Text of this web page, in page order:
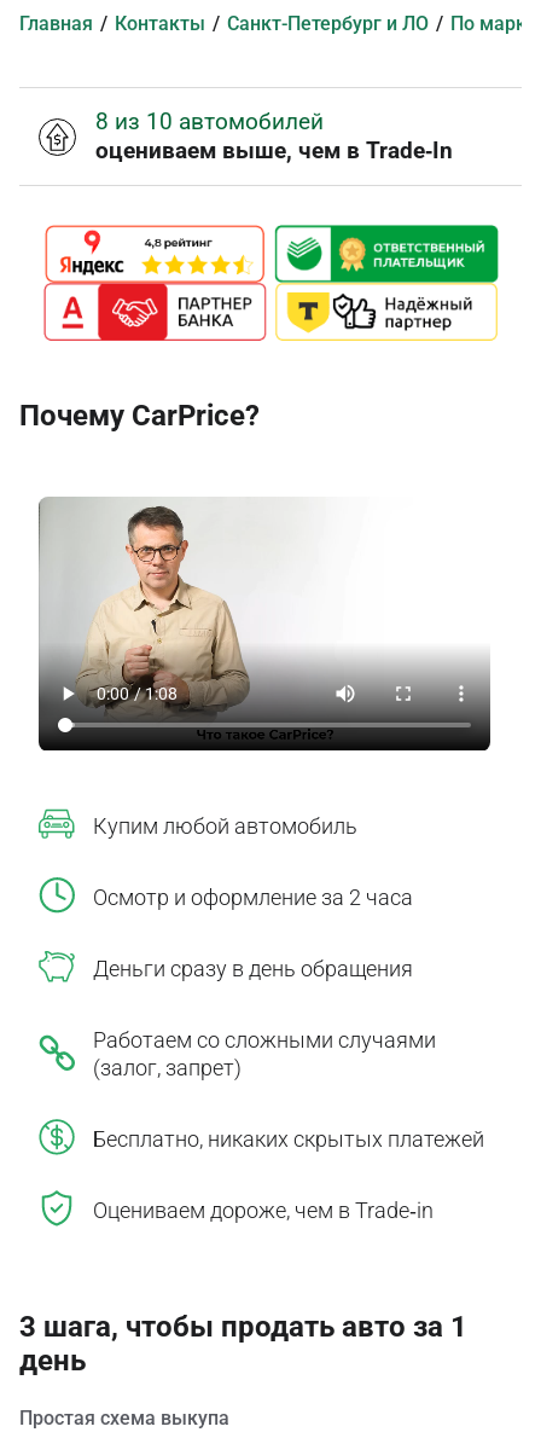
Главная Контакты Санкт-Петербург и ЛО По
8 из 10 автомобилей
оцениваем выше, чем в Trade‑In
Почему CarPrice?
Купим любой автомобиль
Осмотр и оформление за 2 часа
Деньги сразу в день обращения
Работаем со сложными случаями
(залог, запрет)
Бесплатно, никаких скрытых платежей
Оцениваем дороже, чем в Trade‑in
3 шага, чтобы продать авто за 1
день
Простая схема выкупа